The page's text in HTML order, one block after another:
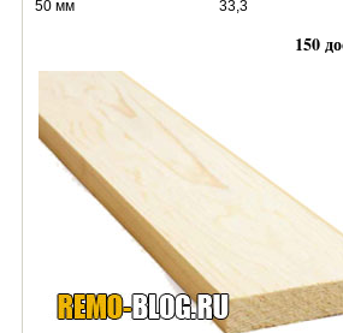
50 мм 33,3
150